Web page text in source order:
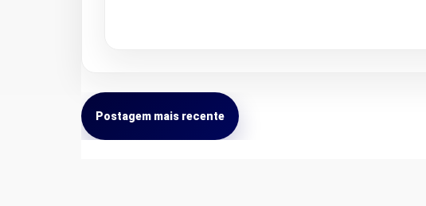
Postagem mais recente